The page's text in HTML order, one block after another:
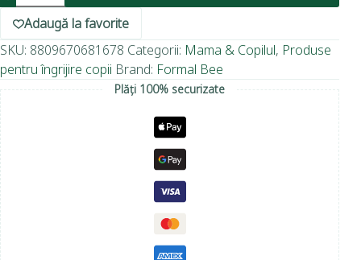
Adaugă la favorite
SKU: 8809670681678 Categorii: Mama & Copilul, Produse
pentru îngrijire copii Brand: Formal Bee
Plăți 100% securizate